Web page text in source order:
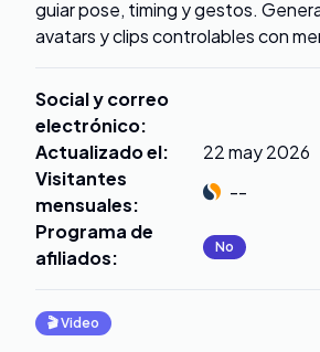
guiar pose, timing y gestos.
avatars y clips controlables con
Social y correo
electrónico:
Actualizado el:
22 may 2026
Visitantes
mensuales:
--
Programa de
afiliados: No
🎬Video